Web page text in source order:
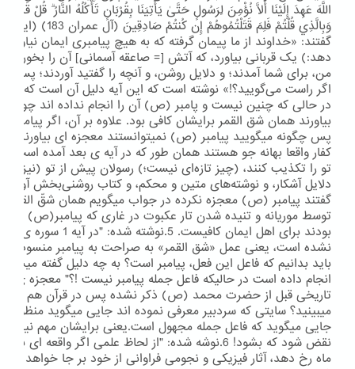
اللَّهَ عَهِدَ إِلَيْنَا أَلَّا نُؤْمِنَ لِرَسُولٍ حَتَّىٰ يَأْتِيَنَا بِقُرْبَانٍ تَأْكُلُهُ النَّارُ ۗ قُلْ قَدْ
وَبِالَّذِي قُلْتُمْ فَلِمَ
گفتند: «خداوند از ما پیمان گرفته که به هیچ پیامبری ایمان
دهد:) یک قربانی بیاورد، که آتش [= صاعقه آسمانی‌] آن را بخورد!»
من، برای شما آمدند؛ و دلایل روشن، و آنچه را گفتید آوردند؛ پس
اگر راست می‌گویید؟!» نوشته است که این آیه دلیل آن است که
در حالی که چنین نیست و پامبر (ص) آن را انجام نداده اند چون
بیاورند همان شق القمر برایشان کافی بود. علاوه بر آن، اگر
پس چگونه میگویید پیامبر (ص) نمیتوانستند معجزه ای
کفار واقعا بهانه جو هستند همان طور که در آیه ی بعد آمده است:
تو را تکذیب کنند، (چیز تازه‌ای نیست؛) رسولان پیش از تو (نیز)
دلایل آشکار، و نوشته‌های متین و محکم، و کتاب روشنی‌بخش
گفتند پیامبر (ص) معجزه نکرده در جواب میگویم همان شقّ القمر
توسط موریانه و تنیده شدن تار عکبوت در غاری که پیامبر(ص) و
بودند برای اهل ایمان
نشده است، یعنی عمل «شق القمر» به صراحت به پیامبر منسوب
باید بدانیم که فاعل این فعل، پیامبر است؟ به چه دلیل گفته میشود
انجام داده است در حالیکه فاعل جمله پیامبر نیست !؟" معجزه ی شقّ
تاریخی قبل از حضرت محمد (ص) ذکر نشده پس در قرآن هم
میبینید؟ سایتی که سردبیر معرفی نموده اند جایی میگوید منظور
جایی میگوید که فاعل جمله مجهول است.یعنی برایشان مهم نیست
نقض شود که بشود! 6.نوشه شده: "از لحاظ علمی اگر
ماه رخ دهد، آثار فیزیکی و نجومی فراوانی از خود بر جا خواهد